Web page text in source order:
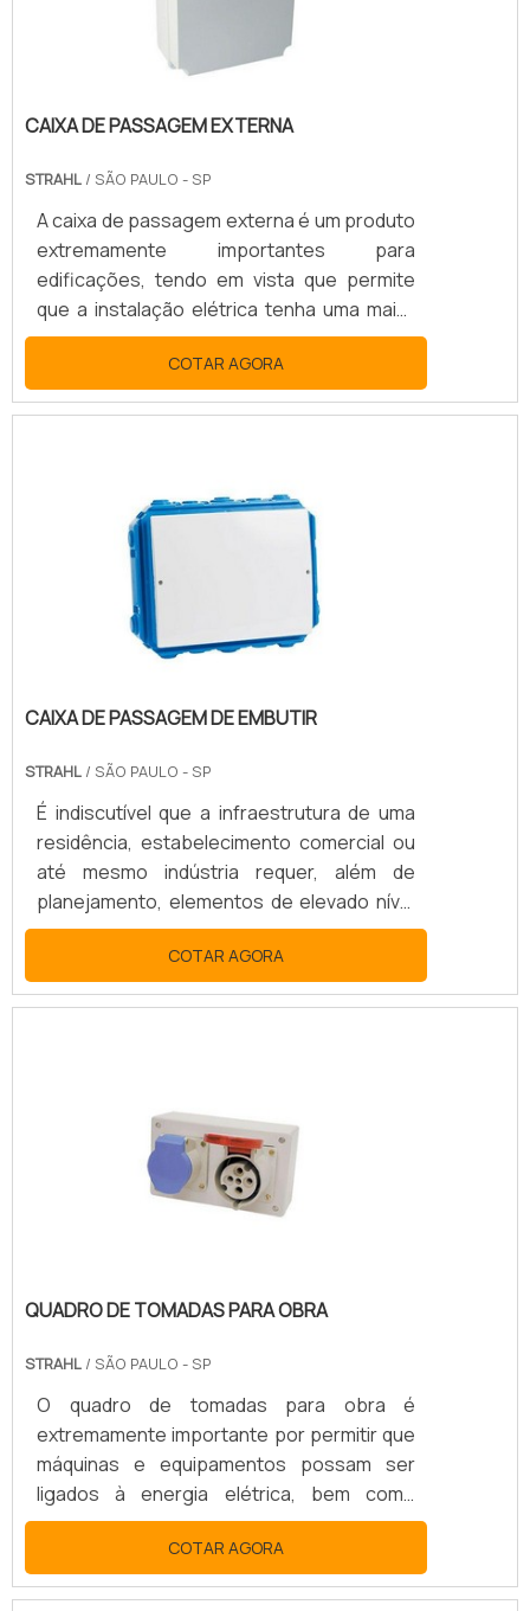
CAIXA DE PASSAGEM EXTERNA
STRAHL / SÃO PAULO - SP
A caixa de passagem externa é um produto
extremamente importantes para
edificações, tendo em vista que permite
que a instalação elétrica tenha uma maior
proteção na fiação e cabeamento, ao
mesmo tempo que aumenta a organização
do local em que é aplicada. Além disso,
momento de reparar os fios assim que tal
tarefa se faz necessária, devido à
manutenção da rede elétrica..TUDO SOBRE
CAIXA EXTERNAOu seja, a funcionalidade
COTAR AGORA
CAIXA DE PASSAGEM DE EMBUTIR
STRAHL / SÃO PAULO - SP
É indiscutível que a infraestrutura de uma
residência, estabelecimento comercial ou
até mesmo indústria requer, além de
planejamento, elementos de elevado nível
de qualidade para comportar cada item
necessário no ambiente. Isso porque um
dos pontos de maior importância em uma
utilização de caixa de passagem de embutir
é indispensável. MAIS SOBRE CAIXA DE
EMBUTIRA caixa de passagem pa.
COTAR AGORA
QUADRO DE TOMADAS PARA OBRA
STRAHL / SÃO PAULO - SP
O quadro de tomadas para obra é
extremamente importante por permitir que
máquinas e equipamentos possam ser
ligados à energia elétrica, bem como
proporcionar a iluminação do local em que a
construção é realizada, sendo desfeitas
quando a obra termina, visto que
COTAR AGORA